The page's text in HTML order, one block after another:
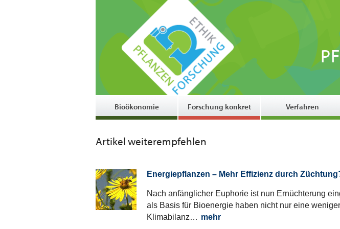
Bioökonomie Forschung konkret Verfahren
Artikel weiterempfehlen
Energiepflanzen – Mehr Effizienz durch
Nach anfänglicher Euphorie ist nun Ernüchterung
als Basis für Bioenergie haben nicht nur eine
Klimabilanz… mehr